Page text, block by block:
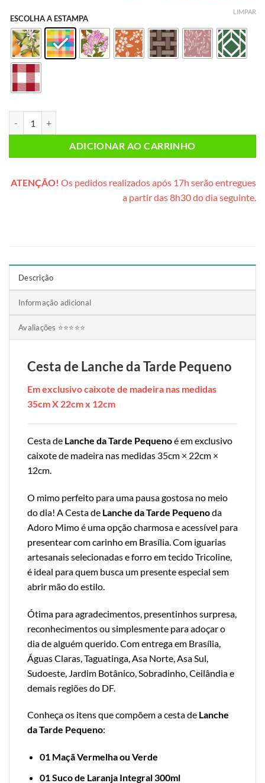
de cliente
ESCOLHA A ESTAMPA
LIMPAR
ADICIONAR AO CARRINHO
ATENÇÃO! Os pedidos realizados após 17h serão entregues
a partir das 8h30 do dia seguinte.
Descrição
Informação adicional
Avaliações ⭐⭐⭐⭐⭐
Cesta de Lanche da Tarde Pequeno
Em exclusivo caixote de madeira nas medidas
35cm X 22cm x 12cm
Cesta de Lanche da Tarde Pequenoé em exclusivo
caixote de madeira nas medidas 35cm × 22cm ×
12cm.
O mimo perfeito para uma pausa gostosa no meio
do dia! A Cesta de Lanche da Tarde Pequenoda
Adoro Mimo é uma opção charmosa e acessível para
presentear com carinho em Brasília. Com iguarias
artesanais selecionadas e forro em tecido Tricoline,
é ideal para quem busca um presente especial sem
abrir mão do estilo.
Ótima para agradecimentos, presentinhos surpresa,
reconhecimentos ou simplesmente para adoçar o
dia de alguém querido. Com entrega em Brasília,
Águas Claras, Taguatinga, Asa Norte, Asa Sul,
Sudoeste, Jardim Botânico, Sobradinho, Ceilândia e
demais regiões do DF.
Conheça os itens que compõem a cesta de Lanche
da Tarde Pequeno:
01 Maçã Vermelha ou Verde
01 Suco de Laranja Integral 300ml